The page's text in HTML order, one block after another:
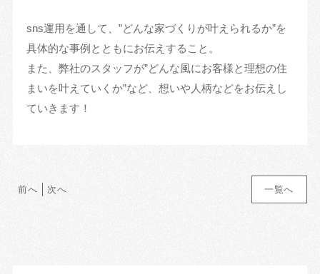
sns運用を通して、”どんな家づくりが叶えられるか”を
具体的な事例とともにお伝えすること。
また、弊社のスタッフが”どんな風にお客様と理想の住
まいを叶えていくか”など、想いや人柄などをお伝えし
ていきます！
一覧へ
前へ 次へ